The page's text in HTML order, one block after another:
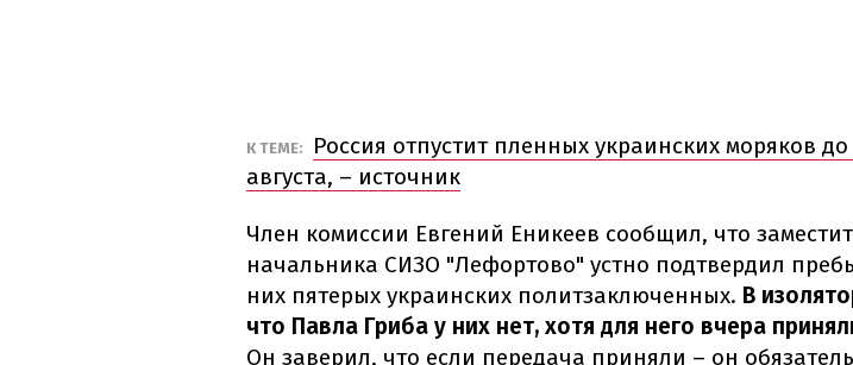
К ТЕМЕ:
Россия отпустит пленных украинских моряков
августа, – источник
Член комиссии Евгений Еникеев сообщил, что
начальника СИЗО "Лефортово" устно подтвердил
них пятерых украинских политзаключенных. В
что Павла Гриба у них нет, хотя для него вчера
Он заверил, что если передача приняли – он